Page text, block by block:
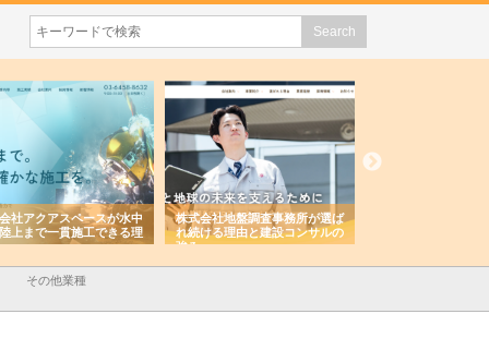
社アクアスペースが水中
上まで一貫施工できる理
株式会社地盤調査事務所が選ば
れ続ける理由と建設コンサルの
強み
その他業種